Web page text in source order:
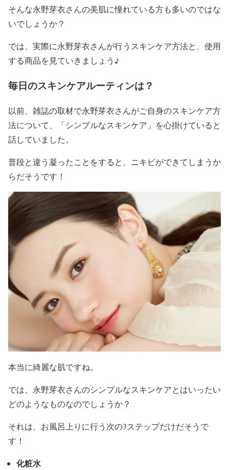
そんな永野芽衣さんの美肌に憧れている方も多いのではな
いでしょうか？
では、実際に永野芽衣さんが行う スキンケア方法と、 使用
する商品を見ていきましょう♪
毎日のスキンケアルーティンは？
以前、雑誌の取材で永野芽衣さんがご自身のスキンケア方
法について、 「シンプルなスキンケア」 を心掛けていると
話していました。
普段と違う凝ったことをすると、ニキビができてしまうか
らだそうです！
本当に綺麗な肌ですね。
では、 永野芽衣さんのシンプルなスキンケアとはいったい
どのようなものなのでしょうか？
それは、 お風呂上り に行う次の3ステップだけだそうで
す！
化粧水